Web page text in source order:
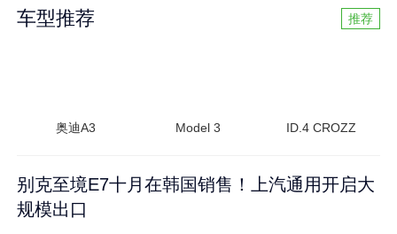
车型推荐 推荐
奥迪A3 Model 3 ID.4 CROZZ
别克至境E7十月在韩国销售！上汽通用开启大
规模出口